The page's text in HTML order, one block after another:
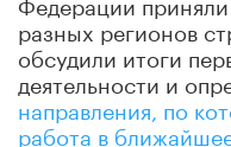
разных регионов
обсудили итоги
деятельности и
направления, по
работа в